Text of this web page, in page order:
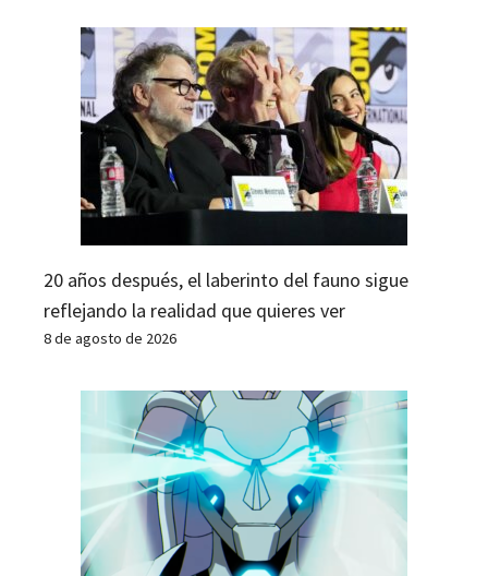
20 años después, el laberinto del fauno sigue
reflejando la realidad que quieres ver
8 de agosto de 2026